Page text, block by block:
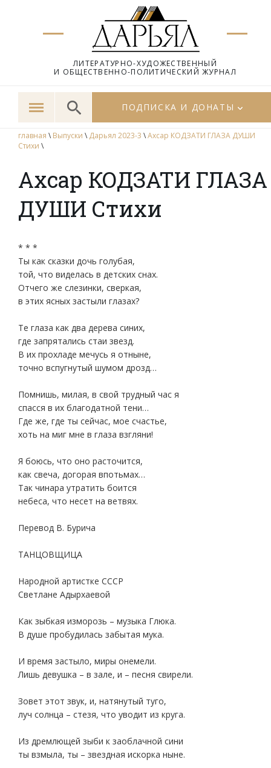
ЛИТЕРАТУРНО-ХУДОЖЕСТВЕННЫЙ
И ОБЩЕСТВЕННО-ПОЛИТИЧЕСКИЙ ЖУРНАЛ
ПОДПИСКА И ДОНАТЫ
главная \ Выпуски \ Дарьял 2023-3 \Ахсар КОДЗАТИ ГЛАЗА ДУШИ
Стихи \
Ахсар КОДЗАТИ ГЛАЗА
ДУШИ Стихи
* * *
Ты как сказки дочь голубая,
той, что виделась в детских снах.
Отчего же слезинки, сверкая,
в этих ясных застыли глазах?
Те глаза как два дерева синих,
где запрятались стаи звезд.
В их прохладе мечусь я отныне,
точно вспугнутый шумом дрозд…
Помнишь, милая, в свой трудный час я
спасся в их благодатной тени…
Где же, где ты сейчас, мое счастье,
хоть на миг мне в глаза взгляни!
Я боюсь, что оно расточится,
как свеча, догорая впотьмах…
Так чинара утратить боится
небеса, что несет на ветвях.
Перевод В. Бурича
ТАНЦОВЩИЦА
Народной артистке СССР
Светлане Адырхаевой
Как зыбкая изморозь – музыка Глюка.
В душе пробудилась забытая мука.
И время застыло, миры онемели.
Лишь девушка – в зале, и – песня свирели.
Зовет этот звук, и, натянутый туго,
луч солнца – стезя, что уводит из круга.
Из дремлющей зыби к заоблачной сини
ты взмыла, ты – звездная искорка ныне.